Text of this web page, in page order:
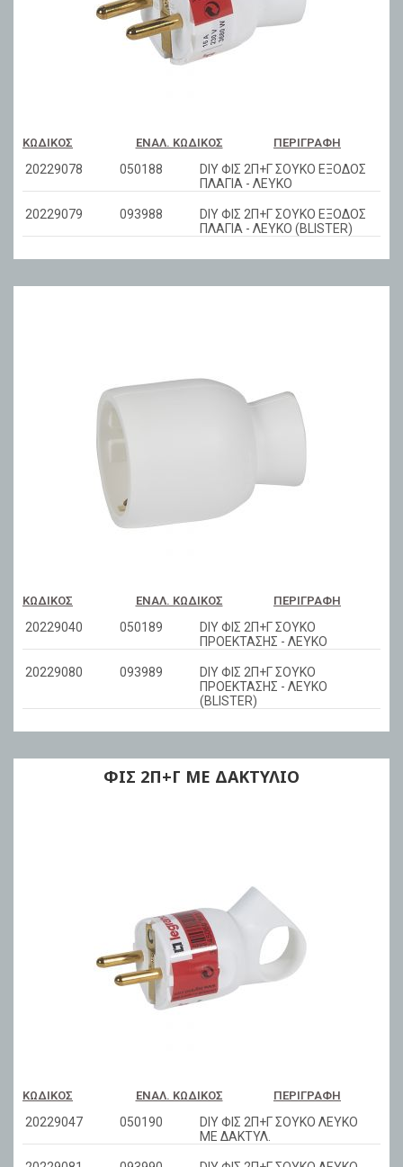
ΚΩΔΙΚΌΣ ΕΝΑΛ. ΚΩΔΙΚΌΣ ΠΕΡΙΓΡΑΦΉ
20229078 050188
DIY ΦΙΣ 2Π+Γ ΣΟΥΚΟ ΕΞΟΔΟΣ
ΠΛΑΓΙΑ - ΛΕΥΚΟ
20229079 093988
DIY ΦΙΣ 2Π+Γ ΣΟΥΚΟ ΕΞΟΔΟΣ
ΠΛΑΓΙΑ - ΛΕΥΚΟ (BLISTER)
ΚΩΔΙΚΌΣ ΕΝΑΛ. ΚΩΔΙΚΌΣ ΠΕΡΙΓΡΑΦΉ
20229040 050189
DIY ΦΙΣ 2Π+Γ ΣΟΥΚΟ
ΠΡΟΕΚΤΑΣΗΣ - ΛΕΥΚΟ
20229080 093989
DIY ΦΙΣ 2Π+Γ ΣΟΥΚΟ
ΠΡΟΕΚΤΑΣΗΣ - ΛΕΥΚΟ
(BLISTER)
ΦΙΣ 2Π+Γ ME ΔΑΚΤΥΛΙΟ
ΚΩΔΙΚΌΣ ΕΝΑΛ. ΚΩΔΙΚΌΣ ΠΕΡΙΓΡΑΦΉ
20229047 050190
DIY ΦΙΣ 2Π+Γ ΣΟΥΚΟ ΛΕΥΚΟ
ΜΕ ΔΑΚΤΥΛ.